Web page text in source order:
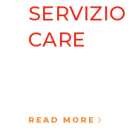
CARE
READ MORE